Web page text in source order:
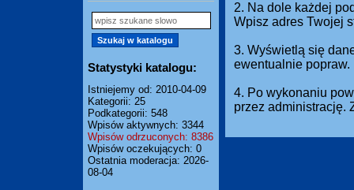
Statystyki katalogu:
Istniejemy od: 2010-04-09
Kategorii: 25
Podkategorii: 548
Wpisów aktywnych: 3344
Wpisów odrzuconych: 8386
Wpisów oczekujących: 0
Ostatnia moderacja: 2026-
08-04
2. Na dole każdej
Wpisz adres Twojej
3. Wyświetlą się
ewentualnie popraw.
4. Po wykonaniu
przez administrację.